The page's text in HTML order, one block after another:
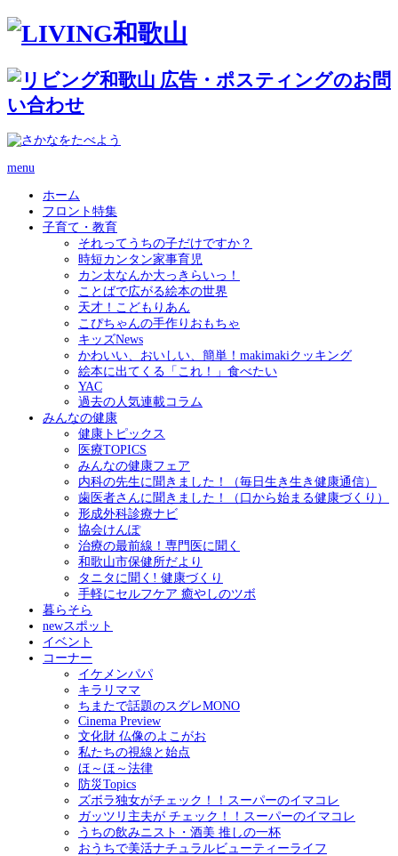
menu
ホーム
フロント特集
子育て・教育
それってうちの子だけですか？
時短カンタン家事育児
カン太なんか大っきらいっ！
ことばで広がる絵本の世界
天才！こどもりあん
こぴちゃんの手作りおもちゃ
キッズNews
かわいい、おいしい、簡単！makimakiクッキング
絵本に出てくる「これ！」食べたい
YAC
過去の人気連載コラム
みんなの健康
健康トピックス
医療TOPICS
みんなの健康フェア
内科の先生に聞きました！（毎日生き生き健康通信）
歯医者さんに聞きました！（口から始まる健康づくり）
形成外科診療ナビ
協会けんぽ
治療の最前線！専門医に聞く
和歌山市保健所だより
タニタに聞く! 健康づくり
手軽にセルフケア 癒やしのツボ
暮らそら
newスポット
イベント
コーナー
イケメンパパ
キラリママ
ちまたで話題のスグレMONO
Cinema Preview
文化財 仏像のよこがお
私たちの視線と始点
ほ～ほ～法律
防災Topics
ズボラ独女がチェック！！スーパーのイマコレ
ガッツリ主夫が チェック！！スーパーのイマコレ
うちの飲みニスト・酒美 推しの一杯
おうちで美活ナチュラルビューティーライフ